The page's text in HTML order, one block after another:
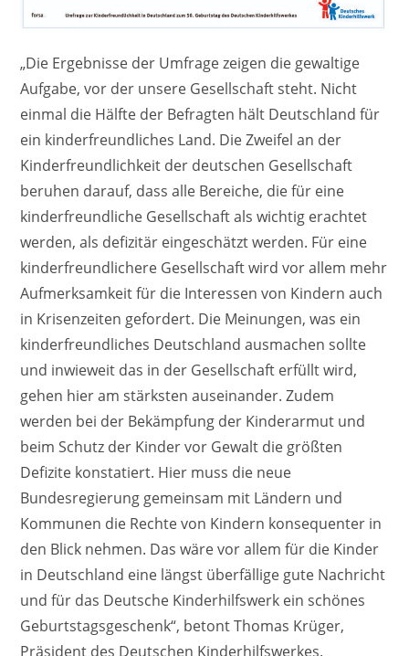
„Die Ergebnisse der Umfrage zeigen die gewaltige
Aufgabe, vor der unsere Gesellschaft steht. Nicht
einmal die Hälfte der Befragten hält Deutschland für
ein kinderfreundliches Land. Die Zweifel an der
Kinderfreundlichkeit der deutschen Gesellschaft
beruhen darauf, dass alle Bereiche, die für eine
kinderfreundliche Gesellschaft als wichtig erachtet
werden, als defizitär eingeschätzt werden. Für eine
kinderfreundlichere Gesellschaft wird vor allem mehr
Aufmerksamkeit für die Interessen von Kindern auch
in Krisenzeiten gefordert. Die Meinungen, was ein
kinderfreundliches Deutschland ausmachen sollte
und inwieweit das in der Gesellschaft erfüllt wird,
gehen hier am stärksten auseinander. Zudem
werden bei der Bekämpfung der Kinderarmut und
beim Schutz der Kinder vor Gewalt die größten
Defizite konstatiert. Hier muss die neue
Bundesregierung gemeinsam mit Ländern und
Kommunen die Rechte von Kindern konsequenter in
den Blick nehmen. Das wäre vor allem für die Kinder
in Deutschland eine längst überfällige gute Nachricht
und für das Deutsche Kinderhilfswerk ein schönes
Geburtstagsgeschenk“, betont Thomas Krüger,
Präsident des Deutschen Kinderhilfswerkes.